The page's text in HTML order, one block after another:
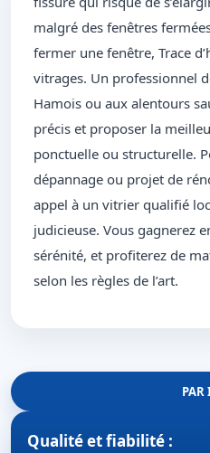
malgré des fenêtres
fermer une fenêtre, Trace
vitrages. Un professionnel
Hamois ou aux alentours
précis et proposer la
ponctuelle ou structurelle.
dépannage ou projet de
appel à un vitrier qualifié
judicieuse. Vous gagnerez
sérénité, et profiterez de
selon les règles de l’art.
PAR
Qualité et fiabilité :